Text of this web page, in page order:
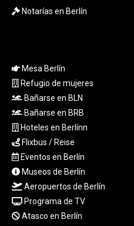
Notarías en Berlín
Mesa Berlín
Refugio de mujeres
Bañarse en BLN
Bañarse en BRB
Hoteles en Berlínn
Flixbus / Reise
Eventos en Berlín
Museos de Berlín
Aeropuertos de Berlín
Programa de TV
Atasco en Berlín